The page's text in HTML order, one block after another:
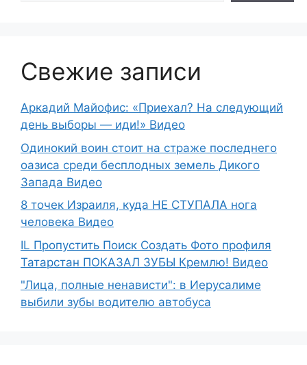
Свежие записи
Аркадий Майофис: «Приехал? На следующий
день выборы — иди!» Видео
Одинокий воин стоит на страже последнего
оазиса среди бесплодных земель Дикого
Запада Видео
8 точек Израиля, куда НЕ СТУПАЛА нога
человека Видео
IL Пропустить Поиск Создать Фото профиля
Татарстан ПОКАЗАЛ ЗУБЫ Кремлю! Видео
"Лица, полные ненависти": в Иерусалиме
выбили зубы водителю автобуса